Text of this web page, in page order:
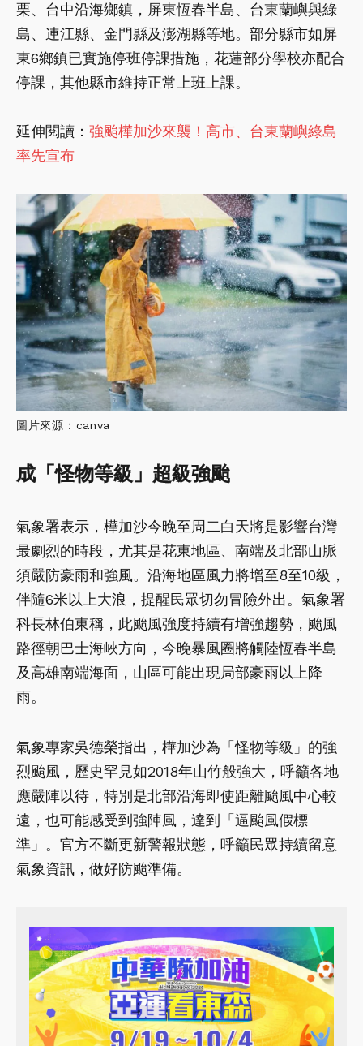
栗、台中沿海鄉鎮，屏東恆春半島、台東蘭嶼與綠
島、連江縣、金門縣及澎湖縣等地。部分縣市如屏
東6鄉鎮已實施停班停課措施，花蓮部分學校亦配合
停課，其他縣市維持正常上班上課。
延伸閱讀： 強颱樺加沙來襲！高市、台東蘭嶼綠島
率先宣布
圖片來源：canva
成「怪物等級」超級強颱
氣象署表示，樺加沙今晚至周二白天將是影響台灣
最劇烈的時段，尤其是花東地區、南端及北部山脈
須嚴防豪雨和強風。沿海地區風力將增至8至10級，
伴隨6米以上大浪，提醒民眾切勿冒險外出。氣象署
科長林伯東稱，此颱風強度持續有增強趨勢，颱風
路徑朝巴士海峽方向，今晚暴風圈將觸陸恆春半島
及高雄南端海面，山區可能出現局部豪雨以上降
雨。
氣象專家吳德榮指出，樺加沙為「怪物等級」的強
烈颱風，歷史罕見如2018年山竹般強大，呼籲各地
應嚴陣以待，特別是北部沿海即使距離颱風中心較
遠，也可能感受到強陣風，達到「逼颱風假標
準」。官方不斷更新警報狀態，呼籲民眾持續留意
氣象資訊，做好防颱準備。